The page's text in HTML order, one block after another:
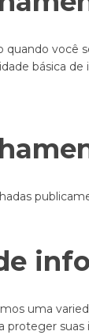
você
básica de
uma
proteger